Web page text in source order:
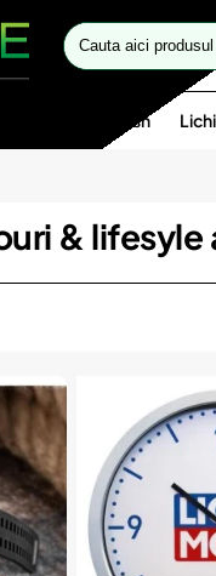
Cauta
aici
Oferte flash
& lifesyle